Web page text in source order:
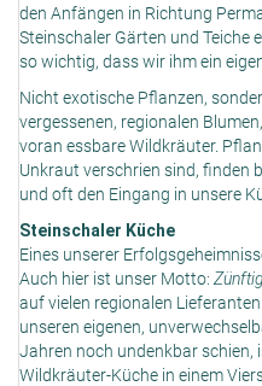
den Anfängen in Richtung
Steinschaler Gärten und Teiche
so wichtig, dass wir ihm ein
Nicht exotische Pflanzen,
vergessenen, regionalen
voran essbare Wildkräuter.
Unkraut verschrien sind, finden
und oft den Eingang in unsere
Steinschaler Küche
Eines unserer
Auch hier ist unser Motto:
auf vielen regionalen
unseren eigenen,
Jahren noch undenkbar schien,
Wildkräuter-Küche in einem